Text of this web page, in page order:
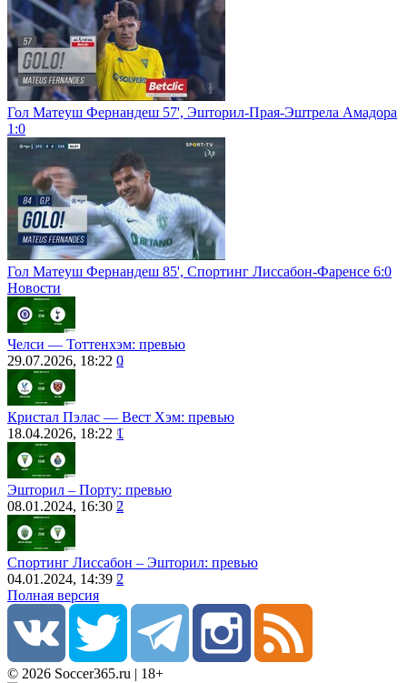
Гол Матеуш Фернандеш 57', Эшторил-Прая-Эштрела Амадора
1:0
Гол Матеуш Фернандеш 85', Спортинг Лиссабон-Фаренсе 6:0
Новости
Челси ― Тоттенхэм: превью
29.07.2026, 18:22 0
Кристал Пэлас ― Вест Хэм: превью
18.04.2026, 18:22 1
Эшторил – Порту: превью
08.01.2024, 16:30 2
Спортинг Лиссабон – Эшторил: превью
04.01.2024, 14:39 2
Полная версия
© 2026 Soccer365.ru | 18+